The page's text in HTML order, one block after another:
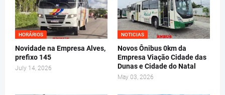
HORÁRIOS
Novidade na Empresa Alves,
prefixo 145
July 14, 2026
NOTICIAS
Novos Ônibus 0km da
Empresa Viação Cidade das
Dunas e Cidade do Natal
May 03, 2026